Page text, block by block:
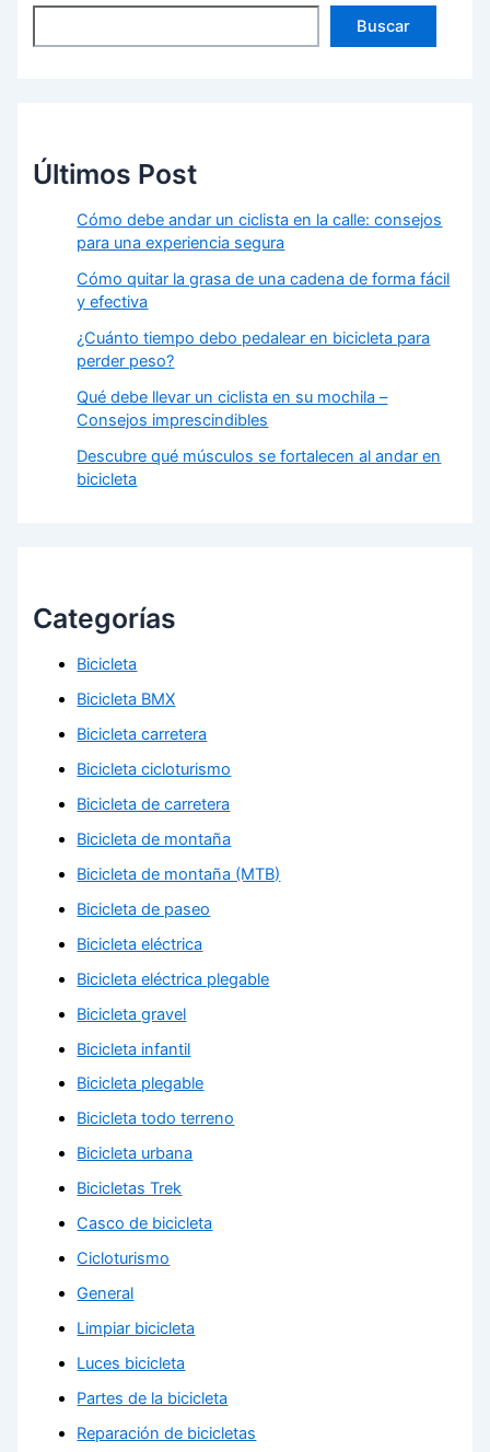
Buscar
Últimos Post
Cómo debe andar un ciclista en la calle: consejos
para una experiencia segura
Cómo quitar la grasa de una cadena de forma fácil
y efectiva
¿Cuánto tiempo debo pedalear en bicicleta para
perder peso?
Qué debe llevar un ciclista en su mochila –
Consejos imprescindibles
Descubre qué músculos se fortalecen al andar en
bicicleta
Categorías
Bicicleta
Bicicleta BMX
Bicicleta carretera
Bicicleta cicloturismo
Bicicleta de carretera
Bicicleta de montaña
Bicicleta de montaña (MTB)
Bicicleta de paseo
Bicicleta eléctrica
Bicicleta eléctrica plegable
Bicicleta gravel
Bicicleta infantil
Bicicleta plegable
Bicicleta todo terreno
Bicicleta urbana
Bicicletas Trek
Casco de bicicleta
Cicloturismo
General
Limpiar bicicleta
Luces bicicleta
Partes de la bicicleta
Reparación de bicicletas